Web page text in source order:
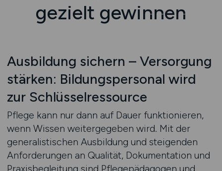
gezielt gewinnen
Ausbildung sichern – Versorgung
stärken: Bildungspersonal wird
zur Schlüsselressource
Pflege kann nur dann auf Dauer funktionieren,
wenn Wissen weitergegeben wird. Mit der
generalistischen Ausbildung und steigenden
Anforderungen an Qualität, Dokumentation und
Praxisbegleitung sind Pflegepädagogen und